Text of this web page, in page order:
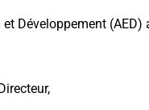
Développement